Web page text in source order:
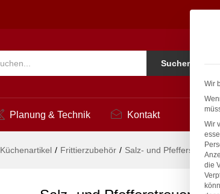
Suchen
Planung & Technik Kontakt
Küchenartikel / Frittierzubehör / Salz- und
Wir
Wir
die